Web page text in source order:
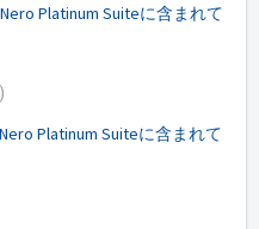
Platinum Suiteに含まれて
Platinum Suiteに含まれて